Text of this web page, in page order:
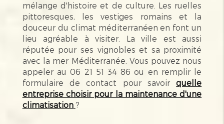
mélange d'histoire et de culture. Les ruelles
pittoresques, les vestiges romains et la
douceur du climat méditerranéen en font un
lieu agréable à visiter. La ville est aussi
réputée pour ses vignobles et sa proximité
avec la mer Méditerranée. Vous pouvez nous
appeler au 06 21 51 34 86 ou en remplir le
formulaire de contact pour savoirquelle
entreprise choisir pour la maintenance d'une
climatisation ?